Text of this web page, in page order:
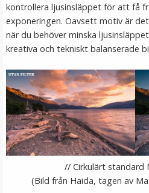
JJC
★★★
79 kr
LÄGG I
kontrollera ljusinsläppet för att få
exponeringen. Oavsett motiv är
när du behöver minska
kreativa och tekniskt balanserade
// Cirkulärt standard
(Bild från Haida, tagen av